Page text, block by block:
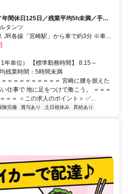
間休日125日／残業平均5h未満／手厚
タンツ
年単位） 【標準勤務時間】 8:15～
残業時間：5時間未満
＝＝＝＝＝＝＝＝＝ 宮崎に腰を据えた
仕事で 地に足をつけて働こう。 ＝＝＝
＝＝ ＜この求人のポイント＞ ✅...
険完備 賞与あり 土日祝休み 昇給あり